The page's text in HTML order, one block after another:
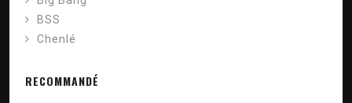
BSS
Chenlé
RECOMMANDÉ